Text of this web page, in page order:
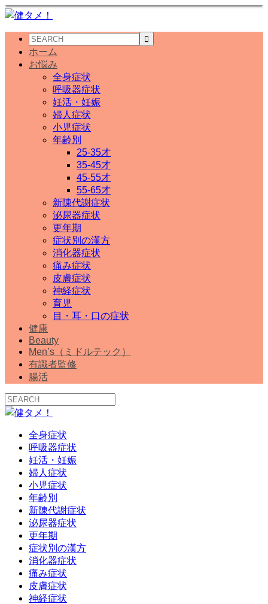
ホーム
お悩み
全身症状
呼吸器症状
妊活・妊娠
婦人症状
小児症状
年齢別
25-35才
35-45才
45-55才
55-65才
新陳代謝症状
泌尿器症状
更年期
症状別の漢方
消化器症状
痛み症状
皮膚症状
神経症状
育児
目・耳・口の症状
健康
Beauty
Men’s（ミドルテック）
有識者監修
腸活
全身症状
呼吸器症状
妊活・妊娠
婦人症状
小児症状
年齢別
新陳代謝症状
泌尿器症状
更年期
症状別の漢方
消化器症状
痛み症状
皮膚症状
神経症状